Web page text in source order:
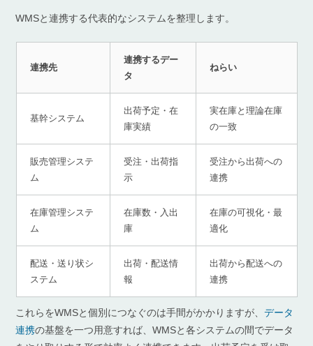
WMSと連携する代表的なシステムを整理します。
連携先
連携するデー
タ
ねらい
基幹システム
出荷予定・在
庫実績
実在庫と理論在庫
の一致
販売管理システ
ム
受注・出荷指
示
受注から出荷への
連携
在庫管理システ
ム
在庫数・入出
庫
在庫の可視化・最
適化
配送・送り状シ
ステム
出荷・配送情
報
出荷から配送への
連携
これらをWMSと個別につなぐのは手間がかかりますが、データ
連携の基盤を一つ用意すれば、WMSと各システムの間でデータ